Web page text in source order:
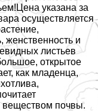
указана за
осуществляется
женственность и
листьев
открытое
как младенца,
веществом почвы.